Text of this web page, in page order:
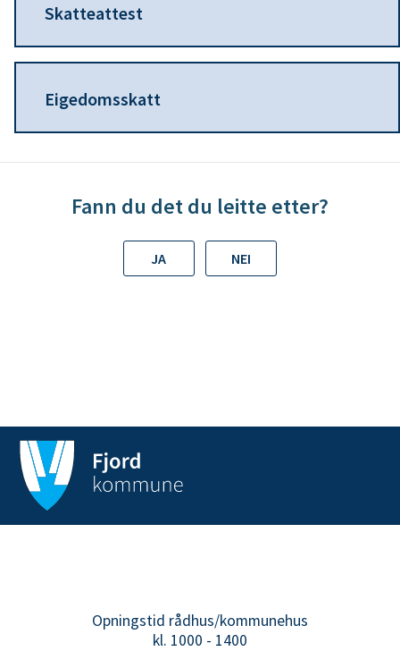
Skatteattest
Eigedomsskatt
Fann du det du leitte etter?
JA NEI
Opningstid rådhus/kommunehus
kl. 1000 - 1400